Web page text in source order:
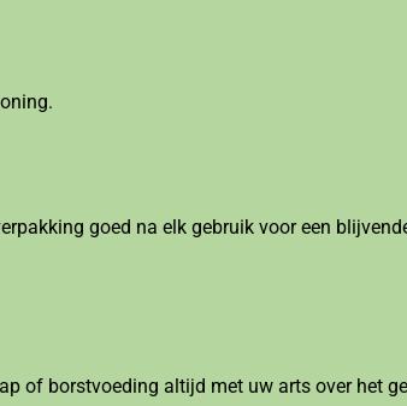
goed na elk gebruik voor een
of borstvoeding altijd met uw arts over het